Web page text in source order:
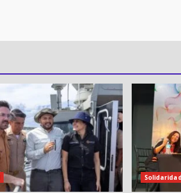
Solidaridad